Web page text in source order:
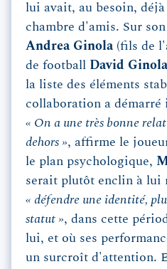
lui avait, au besoin,
chambre d'amis. Sur
Andrea Ginola (fils de
de football David Ginola
la liste des éléments
collaboration a démarré
« On a une très bonne
dehors », affirme le
le plan psychologique,
serait plutôt enclin à lui
« défendre une identité,
statut », dans cette
lui, et où ses
un surcroît d'attention.